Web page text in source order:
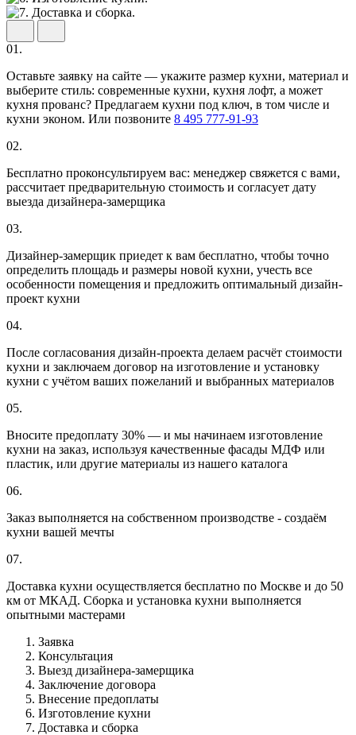
01.
Оставьте заявку на сайте — укажите размер кухни, материал и
выберите стиль: современные кухни, кухня лофт, а может
кухня прованс? Предлагаем кухни под ключ, в том числе и
кухни эконом. Или позвоните 8 495 777-91-93
02.
Бесплатно проконсультируем вас: менеджер свяжется с вами,
рассчитает предварительную стоимость и согласует дату
выезда дизайнера-замерщика
03.
Дизайнер-замерщик приедет к вам бесплатно, чтобы точно
определить площадь и размеры новой кухни, учесть все
особенности помещения и предложить оптимальный дизайн-
проект кухни
04.
После согласования дизайн-проекта делаем расчёт стоимости
кухни и заключаем договор на изготовление и установку
кухни с учётом ваших пожеланий и выбранных материалов
05.
Вносите предоплату 30% — и мы начинаем изготовление
кухни на заказ, используя качественные фасады МДФ или
пластик, или другие материалы из нашего каталога
06.
Заказ выполняется на собственном производстве - создаём
кухни вашей мечты
07.
Доставка кухни осуществляется бесплатно по Москве и до 50
км от МКАД. Сборка и установка кухни выполняется
опытными мастерами
Заявка
Консультация
Выезд дизайнера-замерщика
Заключение договора
Внесение предоплаты
Изготовление кухни
Доставка и сборка